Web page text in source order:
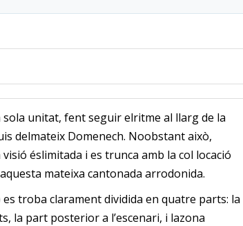
sola unitat, fent seguir elritme al llarg de la
delmateix Domenech. Noobstant això,
éslimitada i es trunca amb la col locació
mateixa cantonada arrodonida.
es troba clarament dividida en quatre parts: la
la part posterior a l’escenari, i lazona